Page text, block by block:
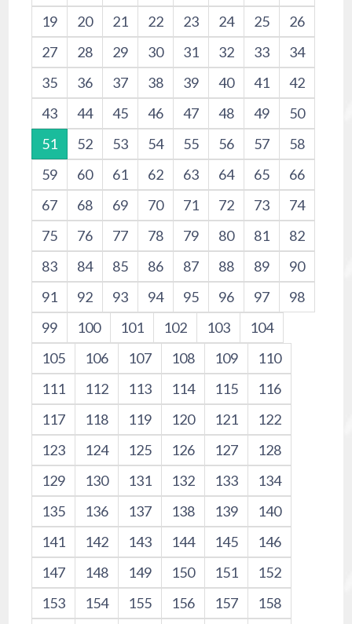
19
20 21 22 23 24 25
26
27
28 29 30 31 32 33
34
35
36 37 38 39 40 41
42
43
44 45 46 47 48 49
50
51
52 53 54 55 56 57
58
59
60 61 62 63 64 65
66
67
68 69 70 71 72 73
74
75
76 77 78 79 80 81
82
83
84 85 86 87 88 89
90
91
92 93 94 95 96 97
98
99
100 101 102 103
104
105
106 107 108 109
110
111
112 113 114 115
116
117
118 119 120 121
122
123
124 125 126 127
128
129
130 131 132 133
134
135
136 137 138 139
140
141
142 143 144 145
146
147
148 149 150 151
152
153
154 155 156 157
158